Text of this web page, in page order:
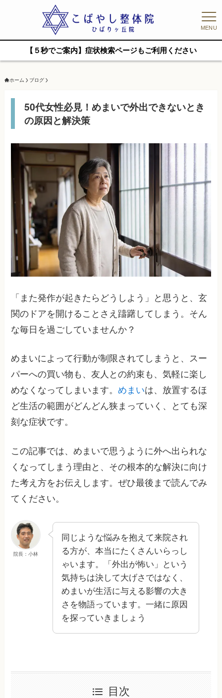
MENU
【５秒でご案内】症状検索ページもご利用ください
ホーム ブログ
50代女性必見！めまいで外出できないとき
の原因と解決策
「また発作が起きたらどうしよう」と思うと、玄
関のドアを開けることさえ躊躇してしまう。そん
な毎日を過ごしていませんか？
めまいによって行動が制限されてしまうと、スー
パーへの買い物も、友人との約束も、気軽に楽し
めなくなってしまいます。めまいは、放置するほ
ど生活の範囲がどんどん狭まっていく、とても深
刻な症状です。
この記事では、めまいで思うように外へ出られな
くなってしまう理由と、その根本的な解決に向け
た考え方をお伝えします。ぜひ最後まで読んでみ
てください。
院長：小林
同じような悩みを抱えて来院され
る方が、本当にたくさんいらっし
ゃいます。「外出が怖い」という
気持ちは決して大げさではなく、
めまいが生活に与える影響の大き
さを物語っています。一緒に原因
を探っていきましょう
目次